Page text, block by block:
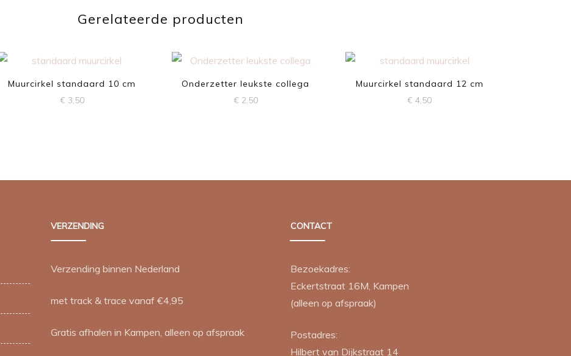
Gerelateerde producten
Muurcirkel standaard 10 cm
€ 3,50
Onderzetter leukste collega
€ 2,50
Muurcirkel standaard 12 cm
€ 4,50
VERZENDING
Verzending binnen Nederland
met track & trace vanaf €4,95
Gratis afhalen in Kampen, alleen op afspraak
CONTACT
Bezoekadres:
Eckertstraat 16M, Kampen
(alleen op afspraak)
Postadres:
Hilbert van Dijkstraat 14